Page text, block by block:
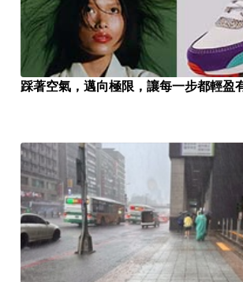
踩著空氣，邁向極限，讓每一步都輕盈